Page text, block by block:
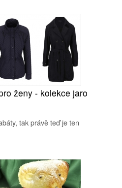
ženy - kolekce jaro
tak právě teď je ten